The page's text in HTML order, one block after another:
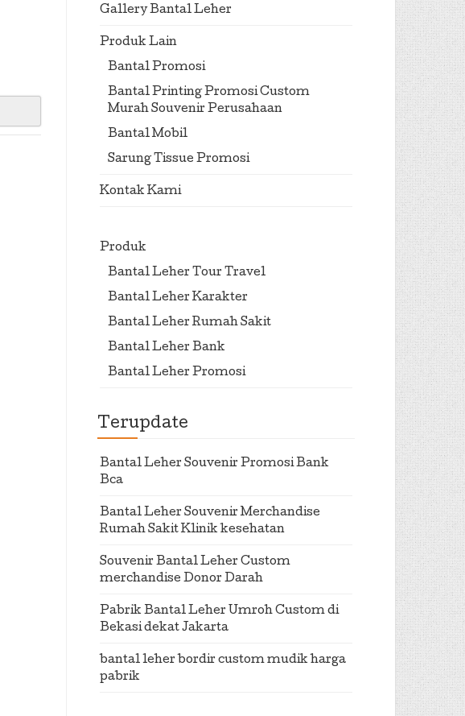
Gallery Bantal Leher
Produk Lain
Bantal Promosi
Bantal Printing Promosi Custom
Murah Souvenir Perusahaan
Bantal Mobil
Sarung Tissue Promosi
Kontak Kami
Produk
Bantal Leher Tour Travel
Bantal Leher Karakter
Bantal Leher Rumah Sakit
Bantal Leher Bank
Bantal Leher Promosi
Terupdate
Bantal Leher Souvenir Promosi Bank
Bca
Bantal Leher Souvenir Merchandise
Rumah Sakit Klinik kesehatan
Souvenir Bantal Leher Custom
merchandise Donor Darah
Pabrik Bantal Leher Umroh Custom di
Bekasi dekat Jakarta
bantal leher bordir custom mudik harga
pabrik